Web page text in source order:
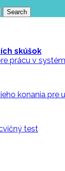
skúšok
prácu v
konania
test